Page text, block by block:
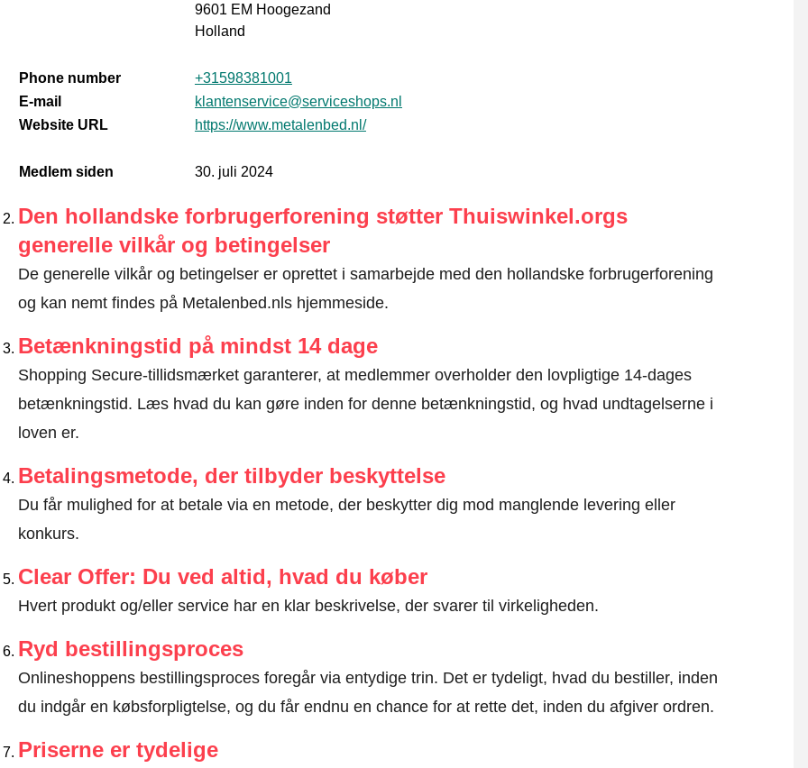
9601 EM Hoogezand
Holland
Phone number
+31598381001
E-mail
klantenservice@serviceshops.nl
Website URL
https://www.metalenbed.nl/
Medlem siden 30. juli 2024
Den hollandske forbrugerforening støtter Thuiswinkel.orgs
generelle vilkår og betingelser
De generelle vilkår og betingelser er oprettet i samarbejde med den hollandske forbrugerforening
og kan nemt findes på Metalenbed.nls hjemmeside.
Betænkningstid på mindst 14 dage
Shopping Secure-tillidsmærket garanterer, at medlemmer overholder den lovpligtige 14-dages
betænkningstid. Læs hvad du kan gøre inden for denne betænkningstid, og hvad undtagelserne i
loven er.
Betalingsmetode, der tilbyder beskyttelse
Du får mulighed for at betale via en metode, der beskytter dig mod manglende levering eller
konkurs.
Clear Offer: Du ved altid, hvad du køber
Hvert produkt og/eller service har en klar beskrivelse, der svarer til virkeligheden.
Ryd bestillingsproces
Onlineshoppens bestillingsproces foregår via entydige trin. Det er tydeligt, hvad du bestiller, inden
du indgår en købsforpligtelse, og du får endnu en chance for at rette det, inden du afgiver ordren.
Priserne er tydelige